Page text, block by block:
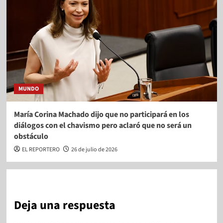
MUNDO
María Corina Machado dijo que no participará en los
diálogos con el chavismo pero aclaró que no será un
obstáculo
EL REPORTERO 26 de julio de 2026
Deja una respuesta